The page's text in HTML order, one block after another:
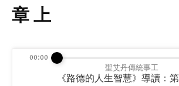
章 上
聖艾丹傳統事工
《路德的人生智慧》導讀：
00:00